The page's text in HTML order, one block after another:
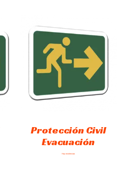
Protección Civil
Evacuación
Hay existencias